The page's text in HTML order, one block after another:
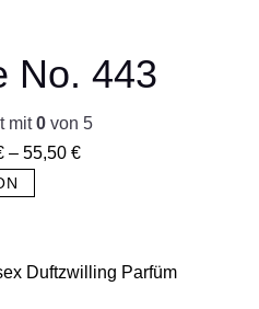
No. 443
mit0von 5
–55,50€